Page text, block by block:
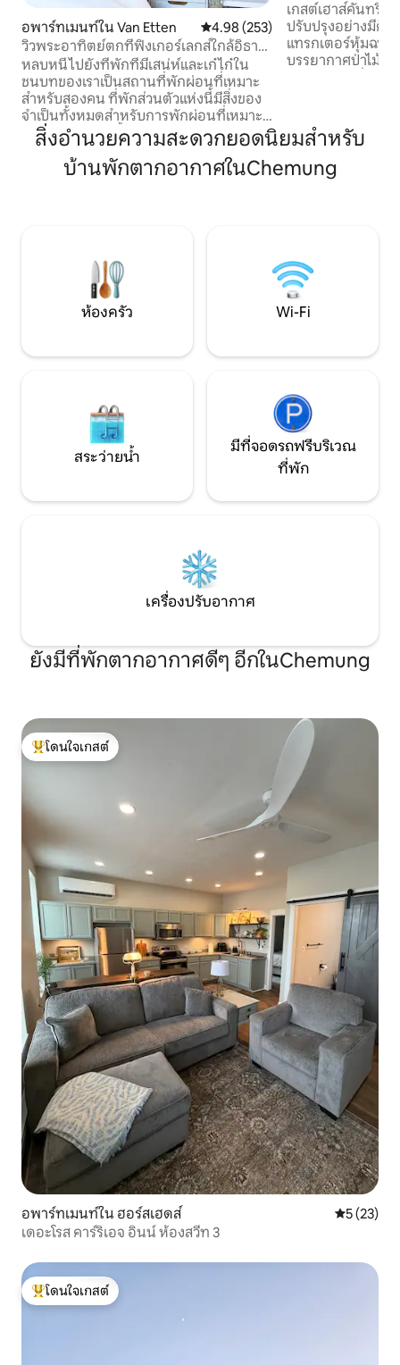
อพาร์ทเมนท์ใน Van Etten คะแนนเฉลี่ย 4.98 จาก 5, 253 รีวิว
4.98 (253)
วิวพระอาทิตย์ตกที่ฟิงเกอร์เลกส์ใกล้อิธากา
และวัตกินส์
หลบหนีไปยังที่พักที่มีเสน่ห์และเก๋ไก๋ใน
ชนบทของเราเป็นสถานที่พักผ่อนที่เหมาะ
สำหรับสองคน ที่พักส่วนตัวแห่งนี้มีสิ่งของ
จำเป็นทั้งหมดสำหรับการพักผ่อนที่เหมาะ
กับการพักผ่อน ตั้งอยู่ในความสวยงามของ
Finger Lakes ของนิวยอร์กที่ตั้งของเราอยู่
ห่างจากสถานที่ท่องเที่ยวที่หลากหลาย 30
ดาดฟ้าส่วนตัวและเพลิดเพลินกับไฟเมื่อ
พระอาทิตย์ตกดิน ยินดีต้อนรับสู่การหลบ
หนีที่เงียบสงบของคุณในตอนเหนือของรัฐ
เกสต์เฮาส์คันทรีที่
ปรับปรุงอย่างมีศิล
แทรกเตอร์หุ้มฉนว
บรรยากาศป่าไม้ส่
ทำงาน ห้องน้ำเต็
อุปกรณ์ครบครันพื้
และนั่งเล่นห้องใต้
พร้อมโซฟาปรับน
สิ่งอำนวยความสะดวกยอดนิยมสำหรับ
บ้านพักตากอากาศในChemung
ห้องครัว Wi-Fi
สระว่ายน้ำ
มีที่จอดรถฟรีบริเวณ
ที่พัก
เครื่องปรับอากาศ
ยังมีที่พักตากอากาศดีๆ อีกในChemung
โดนใจเกสต์ที่สุด
โดนใจเกสต์
อพาร์ทเมนท์ใน ฮอร์สเฮดส์ คะแนนเฉลี่
5 (23)
เดอะโรส คาร์ริเอจ อินน์ ห้องสวีท 3
โดนใจเกสต์ที่สุด
โดนใจเกสต์